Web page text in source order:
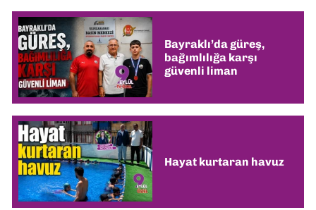
Bayraklı’da güreş,
bağımlılığa karşı
güvenli liman
Hayat kurtaran havuz